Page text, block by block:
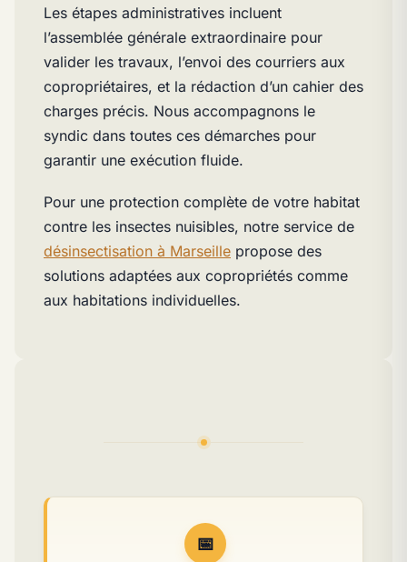
Les étapes administratives incluent
l’assemblée générale extraordinaire pour
valider les travaux, l’envoi des courriers aux
copropriétaires, et la rédaction d’un cahier des
charges précis. Nous accompagnons le
syndic dans toutes ces démarches pour
garantir une exécution fluide.
Pour une protection complète de votre habitat
contre les insectes nuisibles, notre service de
désinsectisation à Marseille propose des
solutions adaptées aux copropriétés comme
aux habitations individuelles.
📅